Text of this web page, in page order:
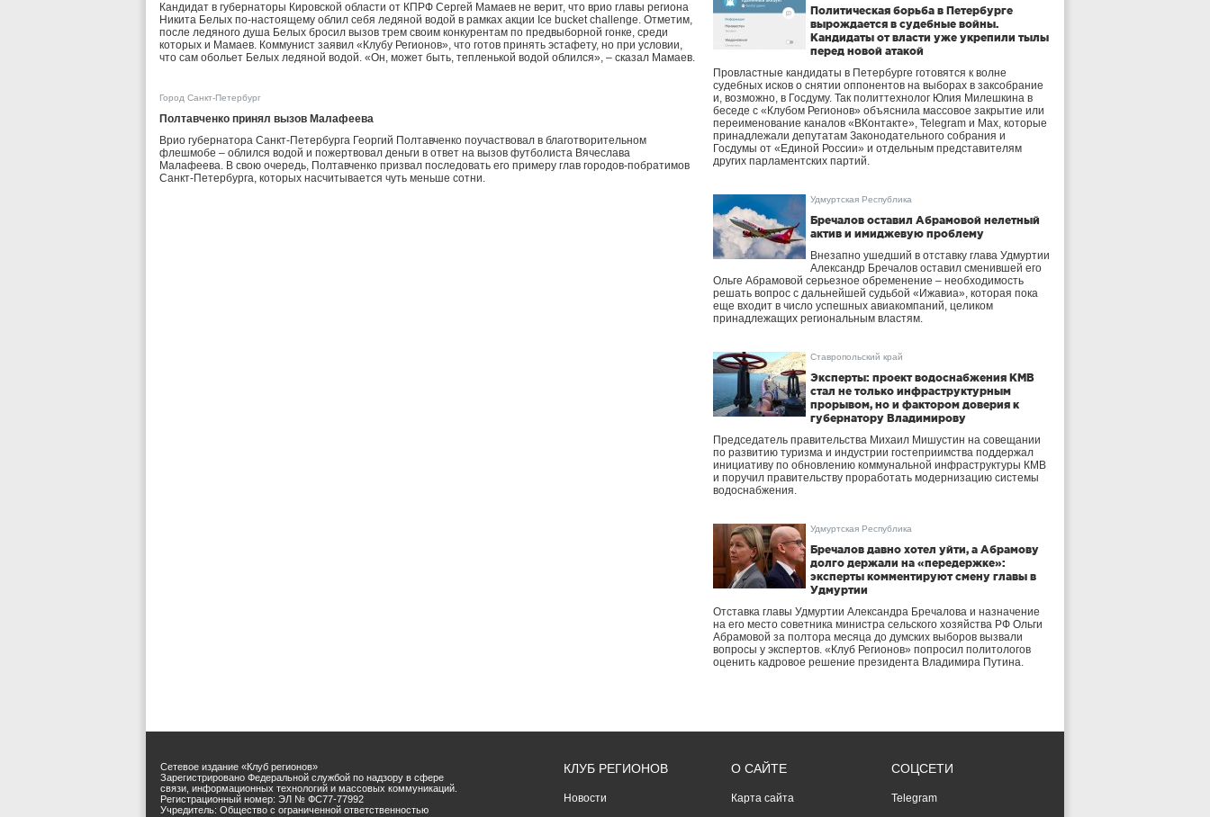
Кандидат в губернаторы Кировской области от КПРФ Сергей Мамаев не верит, что врио главы региона
Никита Белых по-настоящему облил себя ледяной водой в рамках акции Ice bucket challenge. Отметим,
после ледяного душа Белых бросил вызов трем своим конкурентам по предвыборной гонке, среди
которых и Мамаев. Коммунист заявил «Клубу Регионов», что готов принять эстафету, но при условии,
что сам обольет Белых ледяной водой. «Он, может быть, тепленькой водой облился», – сказал Мамаев.
Город Санкт-Петербург
Полтавченко принял вызов Малафеева
Врио губернатора Санкт-Петербурга Георгий Полтавченко поучаствовал в благотворительном
флешмобе – облился водой и пожертвовал деньги в ответ на вызов футболиста Вячеслава
Малафеева. В свою очередь, Полтавченко призвал последовать его примеру глав городов-побратимов
Санкт-Петербурга, которых насчитывается чуть меньше сотни.
Политическая борьба в Петербурге
вырождается в судебные войны.
Кандидаты от власти уже укрепили тылы
перед новой атакой
Провластные кандидаты в Петербурге готовятся к волне
судебных исков о снятии оппонентов на выборах в заксобрание
и, возможно, в Госдуму. Так политтехнолог Юлия Милешкина в
беседе с «Клубом Регионов» объяснила массовое закрытие или
переименование каналов «ВКонтакте», Telegram и Max, которые
принадлежали депутатам Законодательного собрания и
Госдумы от «Единой России» и отдельным представителям
других парламентских партий.
Удмуртская Республика
Бречалов оставил Абрамовой нелетный
актив и имиджевую проблему
Внезапно ушедший в отставку глава Удмуртии
Александр Бречалов оставил сменившей его
Ольге Абрамовой серьезное обременение – необходимость
решать вопрос с дальнейшей судьбой «Ижавиа», которая пока
еще входит в число успешных авиакомпаний, целиком
принадлежащих региональным властям.
Ставропольский край
Эксперты: проект водоснабжения КМВ
стал не только инфраструктурным
прорывом, но и фактором доверия к
губернатору Владимирову
Председатель правительства Михаил Мишустин на совещании
по развитию туризма и индустрии гостеприимства поддержал
инициативу по обновлению коммунальной инфраструктуры КМВ
и поручил правительству проработать модернизацию системы
водоснабжения.
Удмуртская Республика
Бречалов давно хотел уйти, а Абрамову
долго держали на «передержке»:
эксперты комментируют смену главы в
Удмуртии
Отставка главы Удмуртии Александра Бречалова и назначение
на его место советника министра сельского хозяйства РФ Ольги
Абрамовой за полтора месяца до думских выборов вызвали
вопросы у экспертов. «Клуб Регионов» попросил политологов
оценить кадровое решение президента Владимира Путина.
Сетевое издание «Клуб регионов»
Зарегистрировано Федеральной службой по надзору в сфере
связи, информационных технологий и массовых коммуникаций.
Регистрационный номер: ЭЛ № ФС77-77992
Учредитель: Общество с ограниченной ответственностью
КЛУБ РЕГИОНОВ
Новости
О САЙТЕ
Карта сайта
СОЦСЕТИ
Telegram